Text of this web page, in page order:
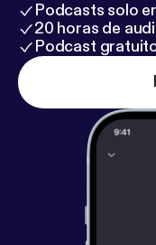
Podcasts solo
20 horas de
Podcast